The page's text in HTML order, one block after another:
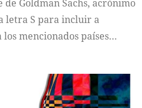
de Goldman Sachs, acrónimo
letra S para incluir a
mencionados países…